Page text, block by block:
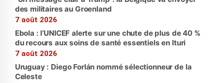
des militaires au Groenland
7 août 2026
Ebola : l’UNICEF alerte sur une chute de plus de 40 %
du recours aux soins de santé essentiels en Ituri
7 août 2026
Uruguay : Diego Forlán nommé sélectionneur de la
Celeste